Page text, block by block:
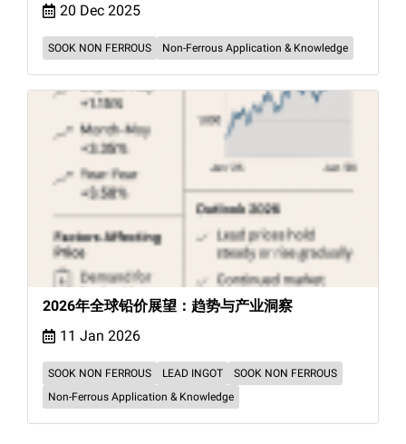
20 Dec 2025
SOOK NON FERROUS Non-Ferrous Application & Knowledge
2026年全球铅价展望：趋势与产业洞察
11 Jan 2026
SOOK NON FERROUS LEAD INGOT
SOOK NON FERROUS
Non-Ferrous Application & Knowledge